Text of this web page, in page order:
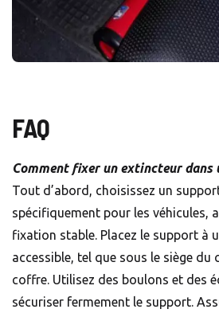
FAQ
Comment fixer un extincteur dans
Tout d’abord, choisissez un
spécifiquement pour les véhicules,
fixation stable. Placez le support à
accessible, tel que sous le siège
coffre. Utilisez des boulons et des
sécuriser fermement le support.